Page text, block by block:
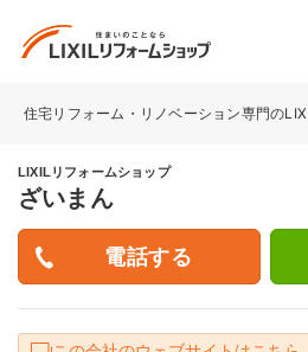
住宅リフォーム・リノベーション専門の
LIXILリフォームショップ
ざいまん